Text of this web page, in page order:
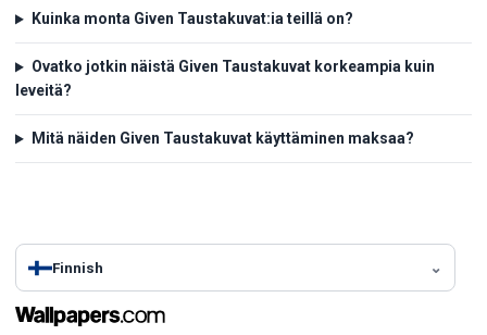
Kuinka monta Given Taustakuvat:ia teillä on?
Ovatko jotkin näistä Given Taustakuvat korkeampia kuin
leveitä?
Mitä näiden Given Taustakuvat käyttäminen maksaa?
Finnish